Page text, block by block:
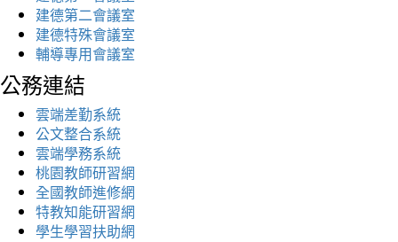
建德第二會議室
建德特殊會議室
輔導專用會議室
公務連結
雲端差勤系統
公文整合系統
雲端學務系統
桃園教師研習網
全國教師進修網
特教知能研習網
學生學習扶助網